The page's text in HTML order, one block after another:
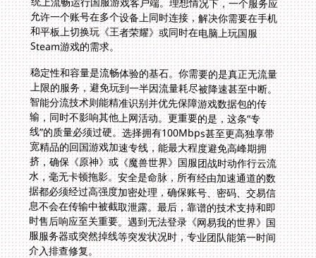
Steam游戏的需求。
稳定性和容量是流畅体验的基石。你需要的是真正无流量
上限的服务，避免玩到一半因流量耗尽被降速甚至中断。
智能分流技术则能精准识别并优先保障游戏数据包的传
输，同时不影响其他上网活动。更重要的是，这条“专
线”的质量必须过硬。选择拥有100Mbps甚至更高独享带
宽精品的回国游戏加速专线，能最大程度避免高峰期拥
挤，确保《原神》或《魔兽世界》国服团战时动作行云流
水，毫无卡顿拖影。安全是命脉，所有经由加速通道的数
据都必须经过高强度加密处理，确保账号、密码、交易信
息不会在传输中被截取泄露。最后，靠谱的技术支持和即
时售后响应至关重要。遇到无法登录《网易我的世界》国
服服务器或突然掉线等突发状况时，专业团队能第一时间
介入排查修复。